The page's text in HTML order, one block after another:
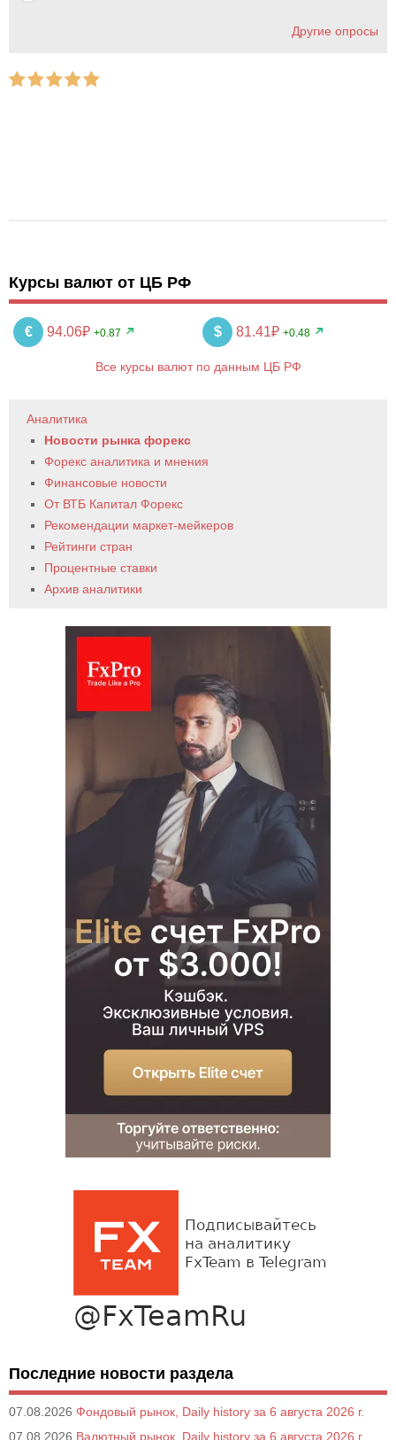
Другие опросы
Курсы валют от ЦБ РФ
€ 94.06₽ +0.87 $ 81.41₽ +0.48
Все курсы валют по данным ЦБ РФ
Аналитика
Новости рынка форекс
Форекс аналитика и мнения
Финансовые новости
От ВТБ Капитал Форекс
Рекомендации маркет-мейкеров
Рейтинги стран
Процентные ставки
Архив аналитики
Последние новости раздела
07.08.2026 Фондовый рынок, Daily history за 6 августа 2026 г.
07.08.2026 Валютный рынок, Daily history за 6 августа 2026 г.